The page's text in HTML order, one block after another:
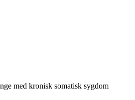
med kronisk somatisk sygdom